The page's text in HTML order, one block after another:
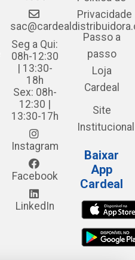
Seg a Qui:
08h-12:30
| 13:30-
18h
Sex: 08h-
12:30 |
13:30-17h
Instagram
Facebook
LinkedIn
Privacidade
Passo a
passo
Loja
Cardeal
Site
Institucional
Baixar
App
Cardeal